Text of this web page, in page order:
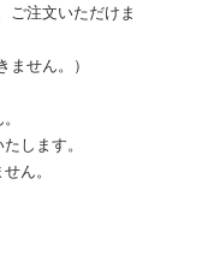
ご注文いただけま
ません。）
します。
ん。